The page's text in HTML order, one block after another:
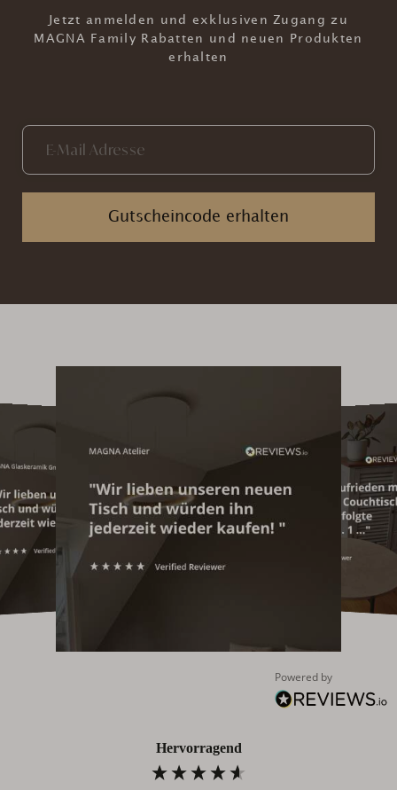
Jetzt anmelden und exklusiven Zugang zu
MAGNA Family Rabatten und neuen Produkten
erhalten
Gutscheincode erhalten
Powered by
Hervorragend